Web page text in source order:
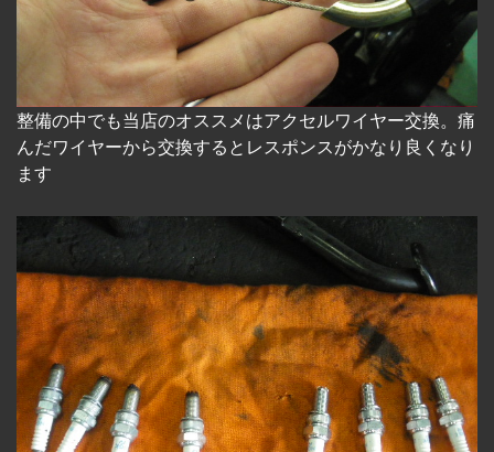
整備の中でも当店のオススメはアクセルワイヤー交換。痛
んだワイヤーから交換するとレスポンスがかなり良くなり
ます